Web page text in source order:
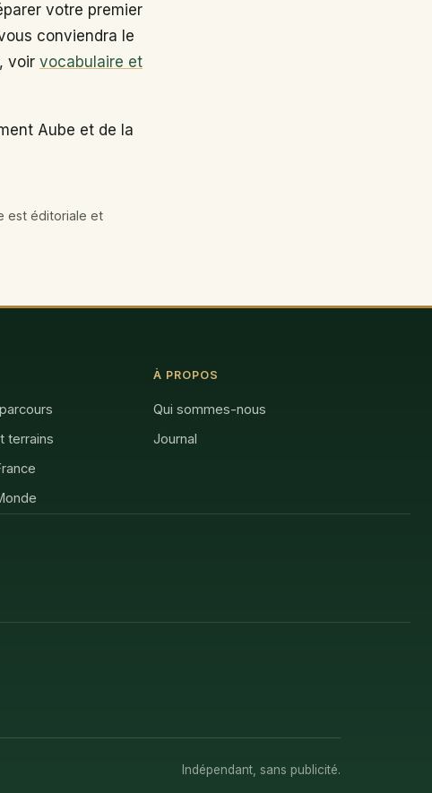
votre premier
conviendra le
voir vocabulaire et
Aube et de la
est éditoriale et
terrains
À PROPOS
Qui sommes-nous
Journal
Indépendant, sans publicité.